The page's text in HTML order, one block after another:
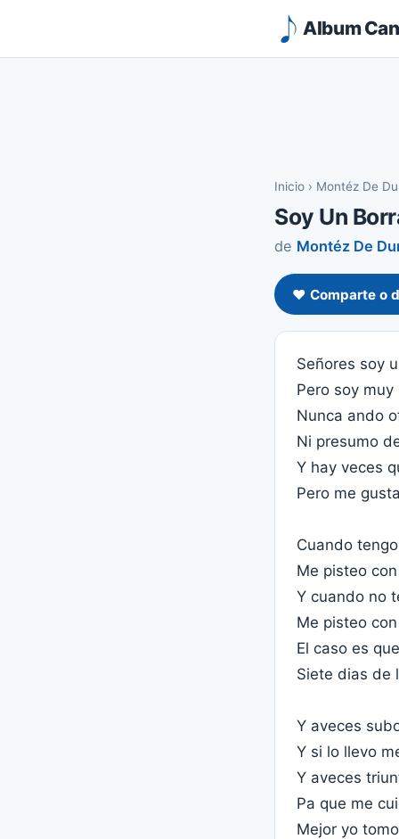
Album
Inicio › Montéz De
Soy Un
de Montéz De
❤️ Comparte o
Señores soy
Pero soy
Nunca ando
Ni presumo
Y hay veces
Pero me
Cuando
Me pisteo
Y cuando no
Me pisteo
El caso es
Siete dias de
Y aveces
Y si lo llevo
Y aveces
Pa que me
Mejor yo